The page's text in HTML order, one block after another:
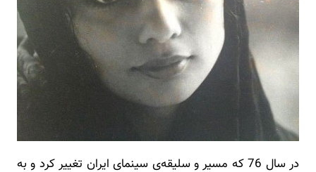
در سال 76 که مسیر و سلیقه‌ی سینمای ایران تغییر کرد و به